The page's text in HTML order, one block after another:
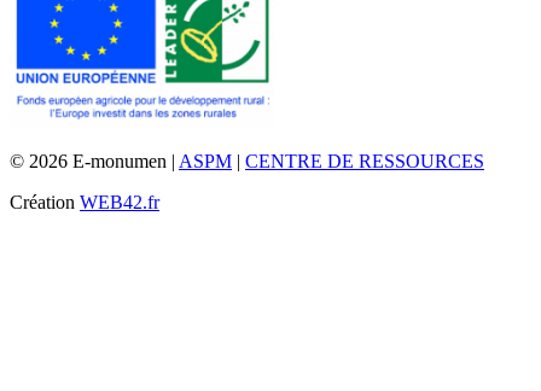
© 2026 E-monumen | ASPM | CENTRE DE RESSOURCES
Création WEB42.fr